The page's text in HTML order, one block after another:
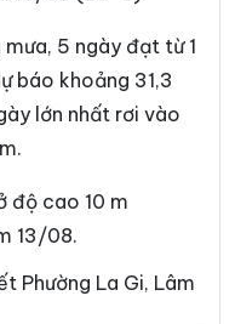
Đạ Tẻh
Đạ Tẻh 3
Đắk Wil
5 ngày đạt từ 1
báo khoảng 31,3
lớn nhất rơi vào
độ cao 10 m
13/08.
Phường La Gi, Lâm